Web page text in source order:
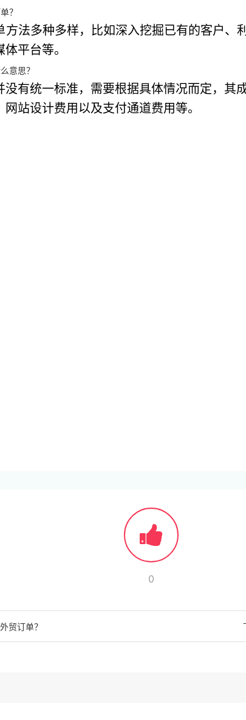
？
法多种多样，比如深入挖掘已有的客户、
平台等。
意思？
有统一标准，需要根据具体情况而定，其
站设计费用以及支付通道费用等。
0
贸订单？